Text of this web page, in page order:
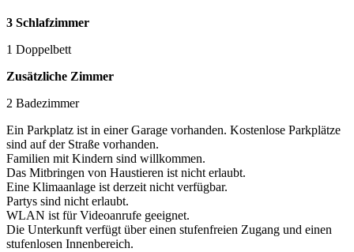
3 Schlafzimmer
1 Doppelbett
Zusätzliche Zimmer
2 Badezimmer
Ein Parkplatz ist in einer Garage vorhanden. Kostenlose Parkplätze
sind auf der Straße vorhanden.
Familien mit Kindern sind willkommen.
Das Mitbringen von Haustieren ist nicht erlaubt.
Eine Klimaanlage ist derzeit nicht verfügbar.
Partys sind nicht erlaubt.
WLAN ist für Videoanrufe geeignet.
Die Unterkunft verfügt über einen stufenfreien Zugang und einen
stufenlosen Innenbereich.